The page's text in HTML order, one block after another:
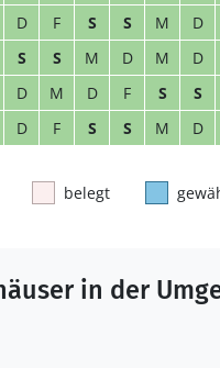
D F S S M D
S S M D M D
D M D F S S
D F S S M D
belegt
in der